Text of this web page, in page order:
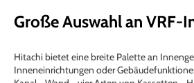
Große Auswahl an VRF-
Hitachi bietet eine breite Palette an
Inneneinrichtungen oder